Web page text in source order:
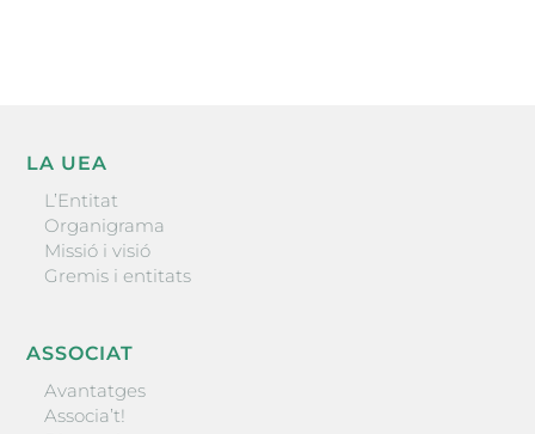
LA UEA
L’Entitat
Organigrama
Missió i visió
Gremis i entitats
ASSOCIAT
Avantatges
Associa’t!